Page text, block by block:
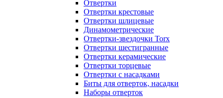
Отвертки
Отвертки крестовые
Отвертки шлицевые
Динамометрические
Отвертки-звездочки Torx
Отвертки шестигранные
Отвертки керамические
Отвертки торцевые
Отвертки с насадками
Биты для отверток, насадки
Наборы отверток